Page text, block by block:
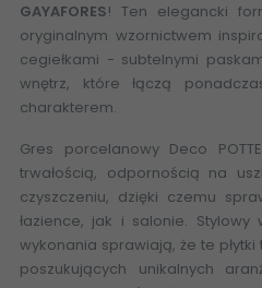
GAYAFORES! Ten elegancki
oryginalnym wzornictwem
cegiełkami - subtelnymi
wnętrz, które łączą
charakterem.
Gres porcelanowy Deco
trwałością, odpornością na
czyszczeniu, dzięki czemu
łazience, jak i salonie.
wykonania sprawiają, że te
poszukujących unikalnych